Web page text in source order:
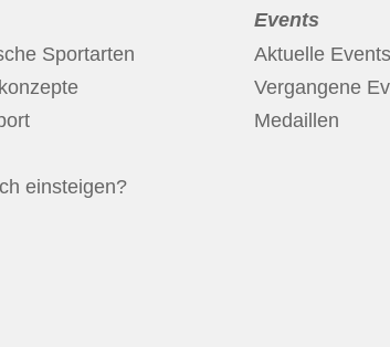
Sportarten
einsteigen?
Events
Aktuelle Events
Vergangene
Medaillen